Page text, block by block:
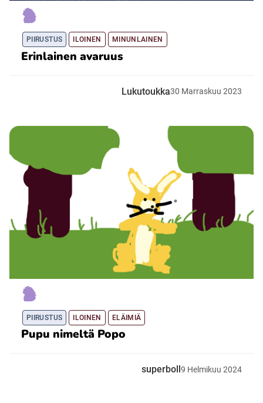
PIIRUSTUS ILOINEN MINUNLAINEN
Erinlainen avaruus
Lukutoukka30 Marraskuu 2023
PIIRUSTUS ILOINEN ELÄIMIÄ
Pupu nimeltä Popo
superboll 9 Helmikuu 2024